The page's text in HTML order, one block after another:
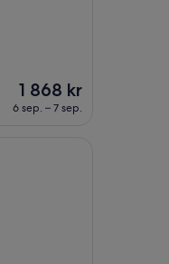
Priset
är
1 868 kr
1 868 kr
6 sep. – 7 sep.